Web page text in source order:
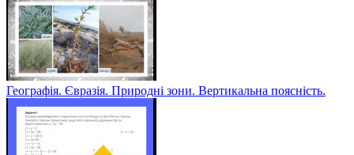
Географія. Євразія. Природні зони. Вертикальна поясність.